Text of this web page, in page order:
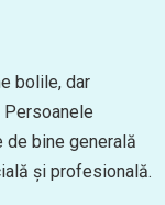
bolile, dar
de bine generală
și profesională.